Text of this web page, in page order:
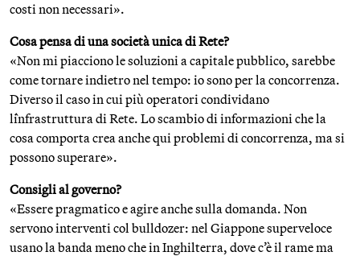
costi non necessari».
Cosa pensa di una società unica di Rete?
«Non mi piacciono le soluzioni a capitale pubblico, sarebbe
come tornare indietro nel tempo: io sono per la concorrenza.
Diverso il caso in cui più operatori condividano
l`infrastruttura di Rete. Lo scambio di informazioni che la
cosa comporta crea anche qui problemi di concorrenza, ma si
possono superare».
Consigli al governo?
«Essere pragmatico e agire anche sulla domanda. Non
servono interventi col bulldozer: nel Giappone superveloce
usano la banda meno che in Inghilterra, dove c’è il rame ma